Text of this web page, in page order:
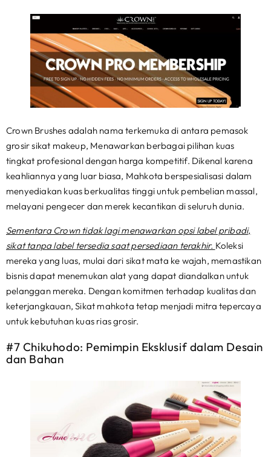
Crown Brushes adalah nama terkemuka di antara pemasok
grosir sikat makeup, Menawarkan berbagai pilihan kuas
tingkat profesional dengan harga kompetitif. Dikenal karena
keahliannya yang luar biasa, Mahkota berspesialisasi dalam
menyediakan kuas berkualitas tinggi untuk pembelian massal,
melayani pengecer dan merek kecantikan di seluruh dunia.
Sementara Crown tidak lagi menawarkan opsi label pribadi,
sikat tanpa label tersedia saat persediaan terakhir. Koleksi
mereka yang luas, mulai dari sikat mata ke wajah, memastikan
bisnis dapat menemukan alat yang dapat diandalkan untuk
pelanggan mereka. Dengan komitmen terhadap kualitas dan
keterjangkauan, Sikat mahkota tetap menjadi mitra tepercaya
untuk kebutuhan kuas rias grosir.
#7 Chikuhodo: Pemimpin Eksklusif dalam Desain
dan Bahan